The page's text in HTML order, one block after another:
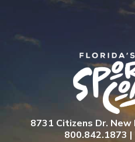
8731 Citizens Dr. New
800.842.1873